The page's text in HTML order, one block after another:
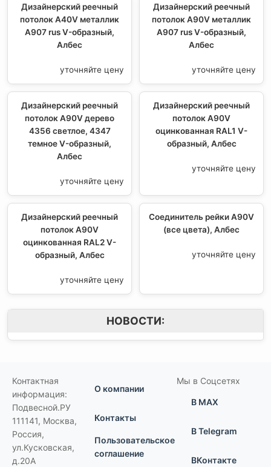
Дизайнерский реечный
потолок A40V металлик
A907 rus V-образный,
Албес
уточняйте цену
Дизайнерский реечный
потолок A90V металлик
А907 rus V-образный,
Албес
уточняйте цену
Дизайнерский реечный
потолок A90V дерево
4356 светлое, 4347
темное V-образный,
Албес
уточняйте цену
Дизайнерский реечный
потолок A90V
оцинкованная RAL1 V-
образный, Албес
уточняйте цену
Дизайнерский реечный
потолок A90V
оцинкованная RAL2 V-
образный, Албес
уточняйте цену
Соединитель рейки A90V
(все цвета), Албес
уточняйте цену
НОВОСТИ:
Контактная
информация:
Подвесной.РУ
111141, Москва,
Россия,
ул.Кусковская,
д.20А
О компании
Контакты
Пользовательское
соглашение
Мы в Соцсетях
В MAX
В Telegram
ВКонтакте